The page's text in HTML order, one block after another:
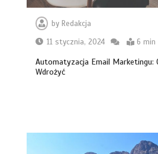
byRedakcja
11 stycznia, 2024
6 min
Automatyzacja Email Marketingu:
Wdrożyć